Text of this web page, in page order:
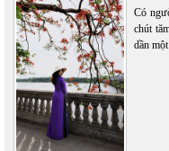
Có
chút
dần